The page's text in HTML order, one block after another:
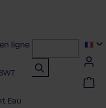
ligne
Eau